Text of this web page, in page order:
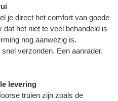
je direct het comfort van goede
het niet te veel behandeld is
nog aanwezig is.
verzonden. Een aanrader.
levering
truien zijn zoals de